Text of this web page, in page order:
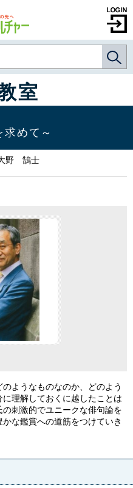
室
めて～
大野 鵠士
ようなものなのか、どのよう
理解しておくに越したことは
刺激的でユニークな俳句論を
な鑑賞への道筋をつけていき